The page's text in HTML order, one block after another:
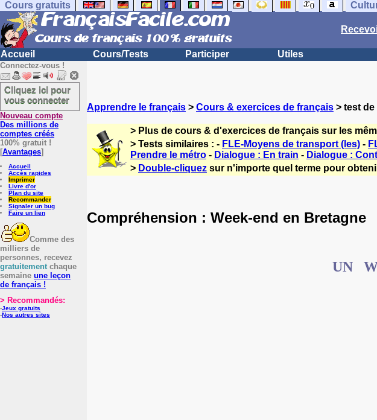
Cours gratuits
Accueil Cours/Tests Participer Utiles
Connectez-vous !
Cliquez ici pour
vous connecter
Nouveau compte
Des millions de
comptes créés
100% gratuit !
[Avantages]
Accueil
Accès rapides
Imprimer
Livre d'or
Plan du site
Recommander
Signaler un bug
Faire un lien
Comme des
milliers de
personnes, recevez
gratuitementchaque
semaine une leçon
de français !
> Recommandés:
-Jeux gratuits
-Nos autres sites
Apprendre le français > Cours & exercices de français > test
> Plus de cours & d'exercices de français sur les
> Tests similaires : - FLE-Moyens de transport (les) -
Prendre le métro - Dialogue : En train - Dialogue :
> Double-cliquez sur n'importe quel terme pour
Compréhension : Week-end en Bretagne
UN